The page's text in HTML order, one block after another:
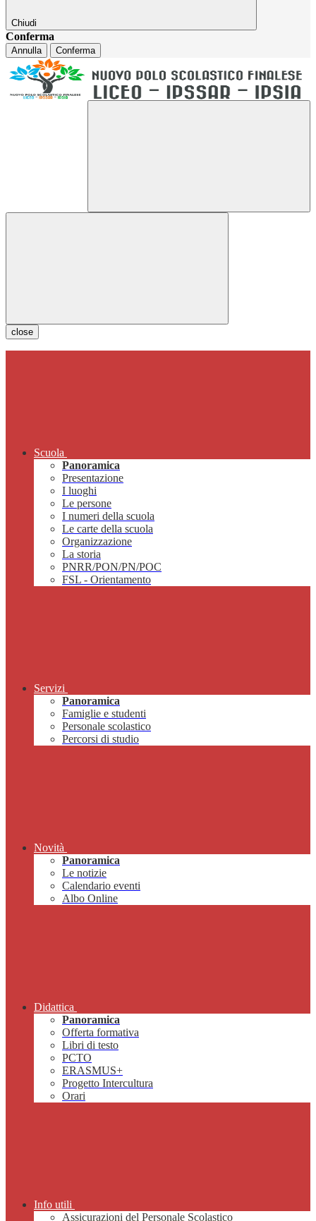
Chiudi
Conferma
Annulla Conferma
close
Scuola
Panoramica
Presentazione
I luoghi
Le persone
I numeri della scuola
Le carte della scuola
Organizzazione
La storia
PNRR/PON/PN/POC
FSL - Orientamento
Servizi
Panoramica
Famiglie e studenti
Personale scolastico
Percorsi di studio
Novità
Panoramica
Le notizie
Calendario eventi
Albo Online
Didattica
Panoramica
Offerta formativa
Libri di testo
PCTO
ERASMUS+
Progetto Intercultura
Orari
Info utili
Assicurazioni del Personale Scolastico